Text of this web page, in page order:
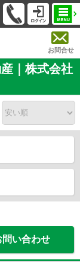
お問合せ
｜株式会社
問い合わせ